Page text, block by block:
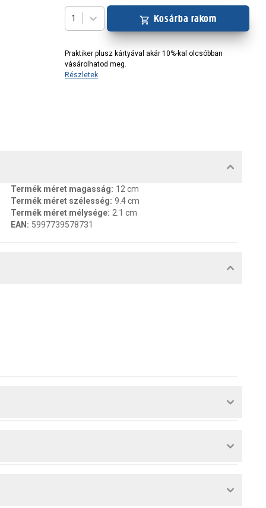
1 Kosárba rakom
Praktiker plusz kártyával akár 10%-kal olcsóbban
vásárolhatod meg.
Részletek
Termék méret magasság: 12 cm
Termék méret szélesség: 9.4 cm
Termék méret mélysége: 2.1 cm
EAN : 5997739578731